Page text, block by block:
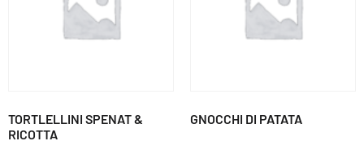
TORTLELLINI SPENAT &
RICOTTA
GNOCCHI DI PATATA